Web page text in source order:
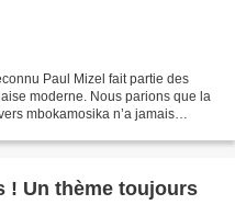
Paul Mizel fait partie des
moderne. Nous parions que la
mbokamosika n’a jamais
! Un thème toujours